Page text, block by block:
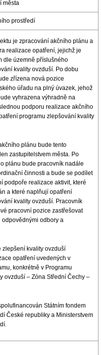
města
prostředí
je zpracování akčního plánu a
realizace opatření, jejichž je
dle územně příslušného
kvality ovzduší. Po dobu
zřízena nová pozice
úřadu na plný úvazek, jehož
vyhrazena výhradně na
podporu realizace akčního
programu zlepšování kvality
plánu bude tento
zastupitelstvem města. Po
plánu bude pracovník nadále
činnosti a bude se podílet
podpoře realizace aktivit, které
a které naplňují opatření
kvality ovzduší. Pracovník
pracovní pozice zastřešovat
odpovědnými odbory a
zlepšení kvality ovzduší
opatření uvedených v
konkrétně v Programu
ovzduší – Zóna Střední Čechy –
Státním fondem
České republiky a Ministerstvem